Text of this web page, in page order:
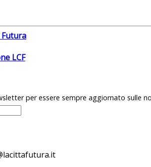
Futura
LCF
per essere sempre aggiornato sulle